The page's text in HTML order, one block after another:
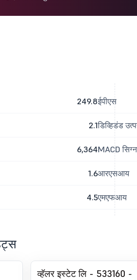
249.8
2.1
6,364
1.6
4.5
ईपीएस
डिव्हिडंड
MACD
आरएसआय
एमएफआय
व्हॅलर इस्टेट लि - 533160 -